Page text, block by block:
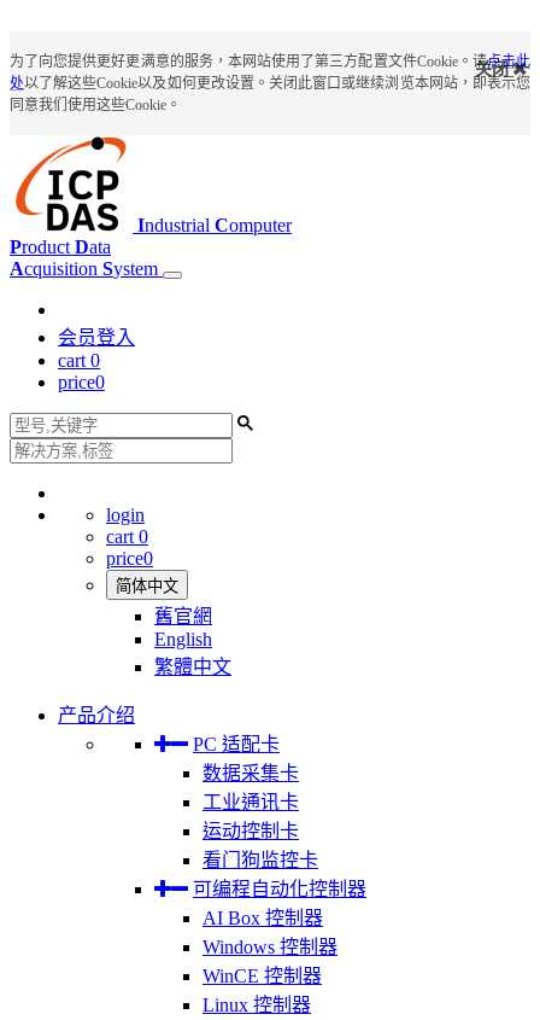
为了向您提供更好更满意的服务，本网站使用了第三方配置文件Cookie。请点击此
处以了解这些Cookie以及如何更改设置。关闭此窗口或继续浏览本网站，即表示您
同意我们使用这些Cookie。
关闭
Industrial Computer
Product Data
Acquisition System
会员登入
cart 0
price0
login
cart 0
price0
简体中文
舊官網
English
繁體中文
产品介绍
PC 适配卡
数据采集卡
工业通讯卡
运动控制卡
看门狗监控卡
可编程自动化控制器
AI Box 控制器
Windows 控制器
WinCE 控制器
Linux 控制器